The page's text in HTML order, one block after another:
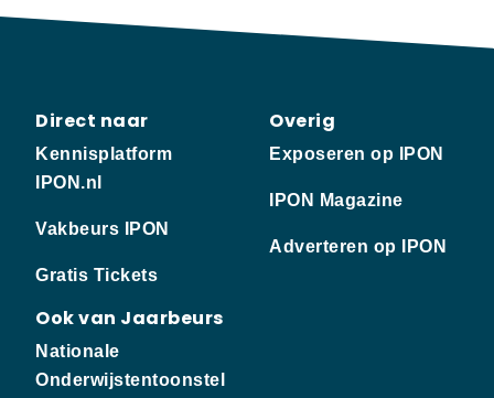
Direct naar
Kennisplatform
IPON.nl
Vakbeurs IPON
Gratis Tickets
Ook van Jaarbeurs
Nationale
Onderwijstentoonstel
Overig
Exposeren op IPON
IPON Magazine
Adverteren op IPON